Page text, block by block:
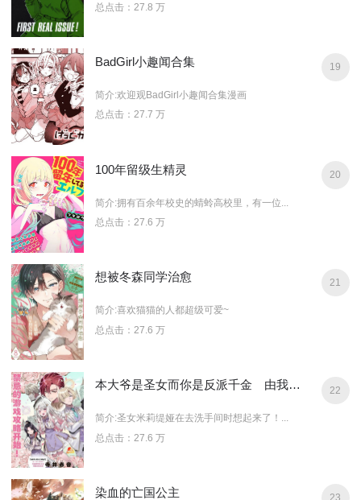
总点击：27.8 万
BadGirl小趣闻合集
简介:欢迎观BadGirl小趣闻合集漫画
总点击：27.7 万
19
100年留级生精灵
简介:拥有百余年校史的蜻蛉高校里，有一位...
总点击：27.6 万
20
想被冬森同学治愈
简介:喜欢猫猫的人都超级可爱~
总点击：27.6 万
21
本大爷是圣女而你是反派千金 由我们这对最强搭档来完美通关乙女游戏吧～
简介:圣女米莉缇娅在去洗手间时想起来了！...
总点击：27.6 万
22
染血的亡国公主